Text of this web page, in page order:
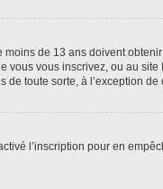
de 13 ans doivent
vous vous inscrivez, ou au
toute sorte, à l’exception
l’inscription pour en